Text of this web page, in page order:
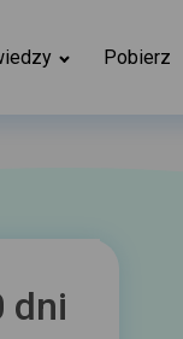
Pobierz